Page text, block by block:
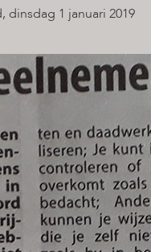
dinsdag 1 januari 2019